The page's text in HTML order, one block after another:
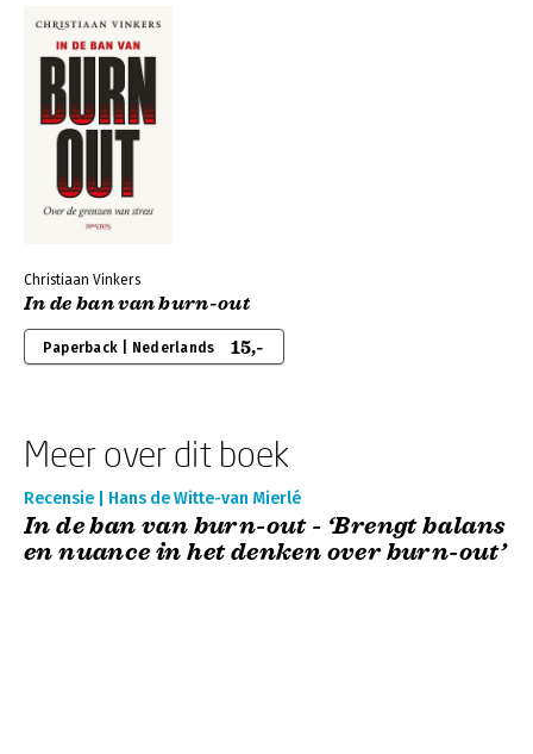
Christiaan Vinkers
In de ban van burn-out
Paperback | Nederlands 15,-
Meer over dit boek
Recensie | Hans de Witte-van Mierlé
In de ban van burn-out - ‘Brengt balans
en nuance in het denken over burn-out’